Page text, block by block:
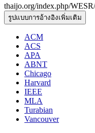
thaijo.org/index.php/
รูปแบบการอ้างอิงเพิ่มเติม
ACM
ACS
APA
ABNT
Chicago
Harvard
IEEE
MLA
Turabian
Vancouver